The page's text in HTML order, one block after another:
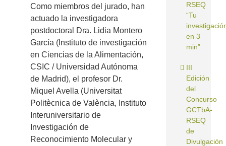
Como miembros del jurado, han
actuado la investigadora
postdoctoral Dra. Lidia Montero
García (Instituto de investigación
en Ciencias de la Alimentación,
CSIC / Universidad Autónoma
de Madrid), el profesor Dr.
Miquel Avella (Universitat
Politècnica de València, Instituto
Interuniversitario de
Investigación de
Reconocimiento Molecular y
RSEQ
“Tu
en 3
min”
III
Edición
del
Concurso
GCTbA-
RSEQ
de
Divulgación